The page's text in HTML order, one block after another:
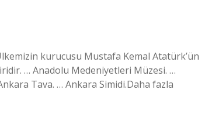
kurucusu Mustafa Kemal Atatürk’ün
… Anadolu Medeniyetleri Müzesi. …
Tava. … Ankara Simidi.Daha fazla